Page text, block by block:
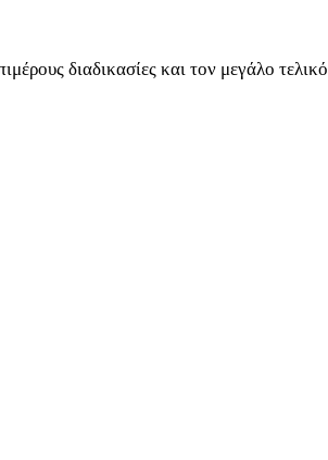
διαδικασίες και τον μεγάλο τελικό